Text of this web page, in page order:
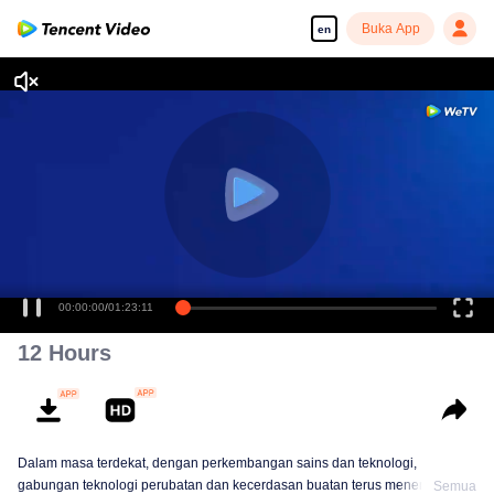
en Buka App
00:00:00/01:23:11
12 Hours
Dalam masa terdekat, dengan perkembangan sains dan teknologi,
gabungan teknologi perubatan dan kecerdasan buatan terus menembusiSemua